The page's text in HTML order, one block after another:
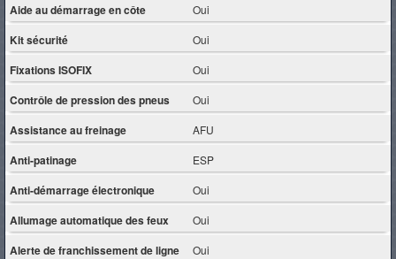
Aide au démarrage en côte Oui
Kit sécurité Oui
Fixations ISOFIX Oui
Contrôle de pression des pneus Oui
Assistance au freinage AFU
Anti-patinage ESP
Anti-démarrage électronique Oui
Allumage automatique des feux Oui
Alerte de franchissement de ligne Oui